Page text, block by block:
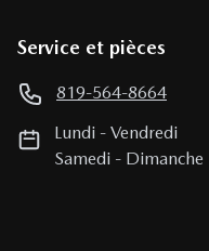
Service et pièces
819-564-8664
Lundi -Vendredi
Samedi - Dimanche